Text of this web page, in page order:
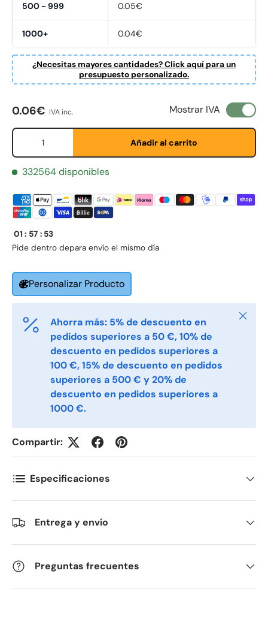
500 - 999 0.05€
1000+ 0.04€
¿Necesitas mayores cantidades? Click aquí para un
presupuesto personalizado.
E-post *
Telefon
Postnummer *
Antall
Precio normal
0.06€ IVA inc. Mostrar IVA
Cant.
Añadir al carrito
332564 disponibles
Pide dentro de
01 : 57 : 53
para envío el mismo día
Personalizar Producto
Ahorra más: 5% de descuento en
pedidos superiores a 50 €, 10% de
descuento en pedidos superiores a
100 €, 15% de descuento en pedidos
superiores a 500 € y 20% de
descuento en pedidos superiores a
1000 €.
Cerrar
Compartir:
Especificaciones
Entrega y envío
Preguntas frecuentes